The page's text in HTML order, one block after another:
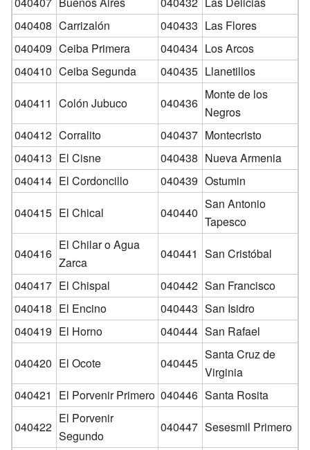
040408 Carrizalón 040433 Las Flores
040409 Ceiba Primera 040434 Los Arcos
040410 Ceiba Segunda 040435 Llanetillos
040411 Colón Jubuco 040436
Monte de los
Negros
040412 Corralito 040437 Montecristo
040413 El Cisne 040438 Nueva Armenia
040414 El Cordoncillo 040439 Ostumin
040415 El Chical 040440
San Antonio
Tapesco
040416
El Chilar o Agua
Zarca
040441 San Cristóbal
040417 El Chispal 040442 San Francisco
040418 El Encino 040443 San Isidro
040419 El Horno 040444 San Rafael
040420 El Ocote 040445
Santa Cruz de
Virginia
040421
El Porvenir Primero 040446 Santa Rosita
040422
El Porvenir
Segundo
040447 Sesesmil Primero